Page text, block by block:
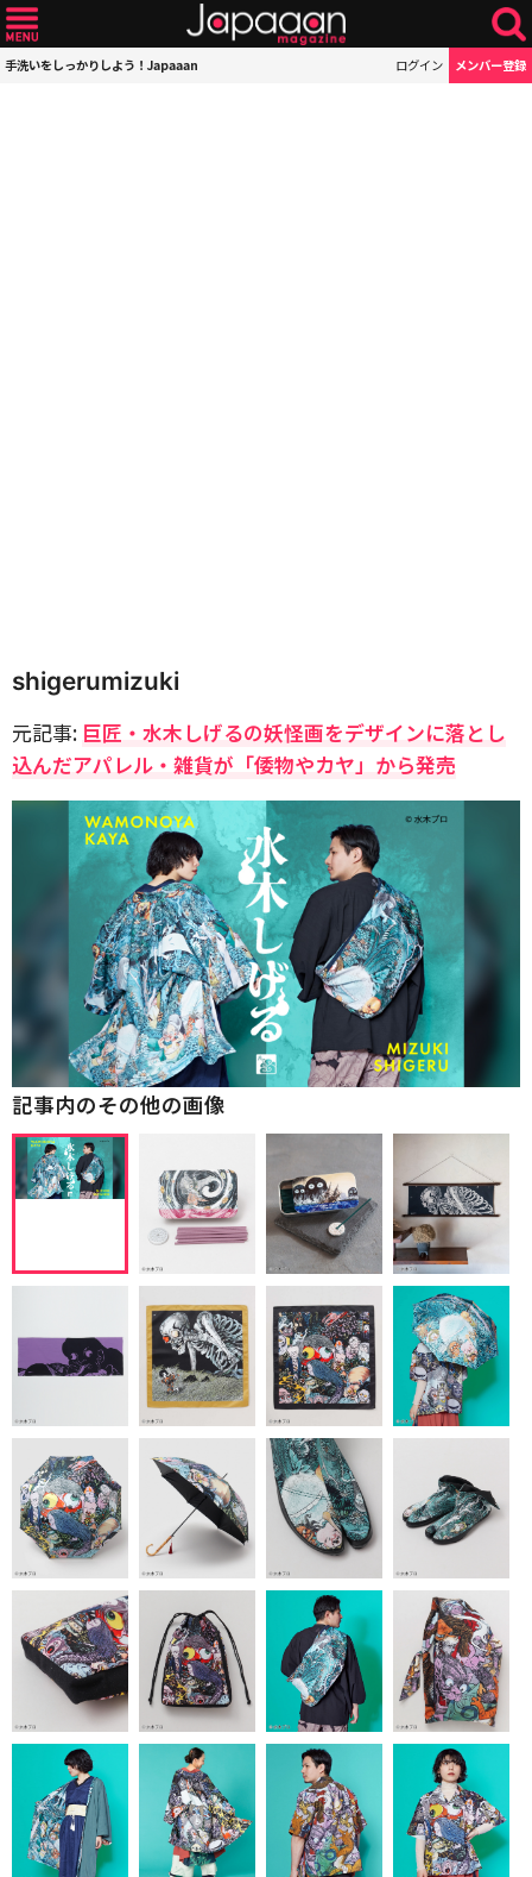
手洗いをしっかりしよう！Japaaan ログイン メンバー登録
shigerumizuki
元記事: 巨匠・水木しげるの妖怪画をデザインに落とし
込んだアパレル・雑貨が「倭物やカヤ」から発売
記事内のその他の画像